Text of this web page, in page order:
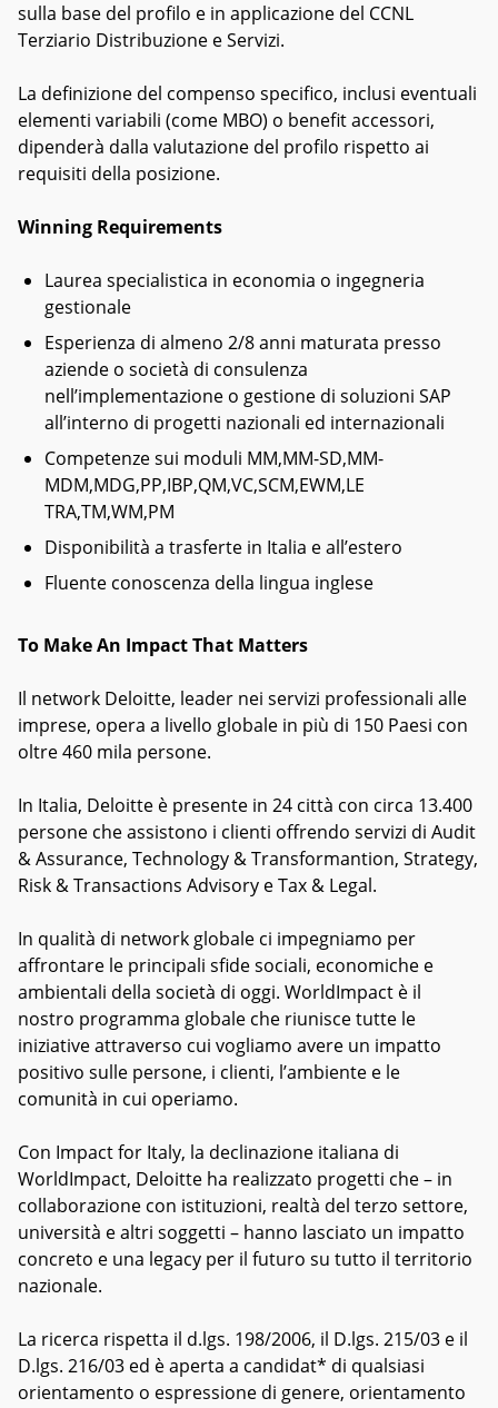
sulla base del profilo e in applicazione del CCNL
Terziario Distribuzione e Servizi.
La definizione del compenso specifico, inclusi eventuali
elementi variabili (come MBO) o benefit accessori,
dipenderà dalla valutazione del profilo rispetto ai
requisiti della posizione.
Winning Requirements
Laurea specialistica in economia o ingegneria
gestionale
Esperienza di almeno 2/8 anni maturata presso
aziende o società di consulenza
nell’implementazione o gestione di soluzioni SAP
all’interno di progetti nazionali ed internazionali
Competenze sui moduli MM,MM-SD,MM-
MDM,MDG,PP,IBP,QM,VC,SCM,EWM,LE
TRA,TM,WM,PM
Disponibilità a trasferte in Italia e all’estero
Fluente conoscenza della lingua inglese
To Make An Impact That Matters
Il network Deloitte, leader nei servizi professionali alle
imprese, opera a livello globale in più di 150 Paesi con
oltre 460 mila persone.
In Italia, Deloitte è presente in 24 città con circa 13.400
persone che assistono i clienti offrendo servizi di Audit
& Assurance, Technology & Transformantion, Strategy,
Risk & Transactions Advisory e Tax & Legal.
In qualità di network globale ci impegniamo per
affrontare le principali sfide sociali, economiche e
ambientali della società di oggi. WorldImpact è il
nostro programma globale che riunisce tutte le
iniziative attraverso cui vogliamo avere un impatto
positivo sulle persone, i clienti, l’ambiente e le
comunità in cui operiamo.
Con Impact for Italy, la declinazione italiana di
WorldImpact, Deloitte ha realizzato progetti che – in
collaborazione con istituzioni, realtà del terzo settore,
università e altri soggetti – hanno lasciato un impatto
concreto e una legacy per il futuro su tutto il territorio
nazionale.
La ricerca rispetta il d.lgs. 198/2006, il D.lgs. 215/03 e il
D.lgs. 216/03 ed è aperta a candidat* di qualsiasi
orientamento o espressione di genere, orientamento